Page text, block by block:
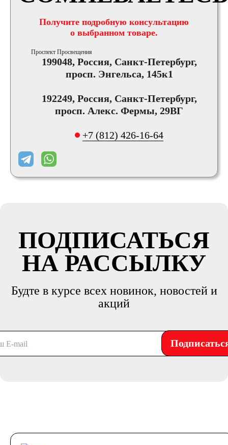
Получите подробную консультацию
о выбранном товаре.
Проспект Просвещения
199048, Россия, Санкт-Петербург,
просп. Энгельса, 145к1
192249, Россия, Санкт-Петербург,
просп. Алекс. Фермы, 29ВГ
+7 (812) 426-16-64
ПОДПИСАТЬСЯ
НА РАССЫЛКУ
Будте в курсе всех новинок, новостей и
акций